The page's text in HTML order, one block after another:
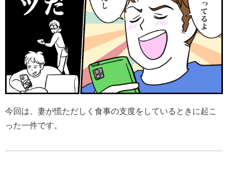
今回は、妻が慌ただしく食事の支度をしているときに起こ
った一件です。